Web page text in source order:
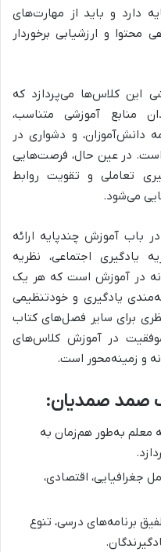
دارد و باید از مهارت‌های
محتوا و ارزشیابی برخوردار
این کلاس‌ها می‌پردازد که
منابع آموزشی متناسب،
دانش‌آموزان، و دشواری در
است. در عین حال، فرصت‌هایی
تعاملی و تقویت روابط
می‌شود.
باب آموزش چندپایه ارائه
یادگیری اجتماعی، نظریه
در آموزش است که هر یک
یادگیری و خودتنظیمی
برای سایر فصل‌های کتاب
در آموزش کلاس‌های
و زمینه‌محور است.
معلم به‌طور هم‌زمان به
جغرافیایی، اقتصادی،
برنامه‌های درسی، تنوع